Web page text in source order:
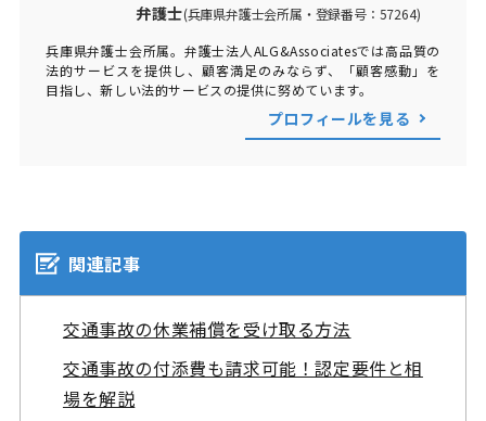
弁護士(兵庫県弁護士会所属・登録番号：57264)
兵庫県弁護士会所属。弁護士法人ALG&Associatesでは高品質の
法的サービスを提供し、顧客満足のみならず、「顧客感動」を
目指し、新しい法的サービスの提供に努めています。
プロフィールを見る
関連記事
交通事故の休業補償を受け取る方法
交通事故の付添費も請求可能！認定要件と相
場を解説